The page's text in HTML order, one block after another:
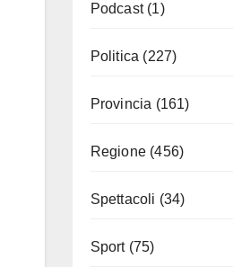
Podcast(1)
Politica (227)
Provincia (161)
Regione(456)
Spettacoli (34)
Sport(75)